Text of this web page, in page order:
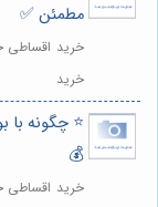
مطمئن ✅
خرید اقساطی
خرید
⭐️ چگونه با
💰
خرید اقساطی